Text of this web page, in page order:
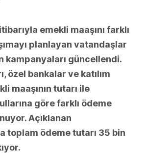
emekli maaşını farklı
planlayan vatandaşlar
kampanyaları güncellendi.
özel bankalar ve katılım
maaşının tutarı ile
göre farklı ödeme
Açıklanan
toplam ödeme tutarı 35 bin